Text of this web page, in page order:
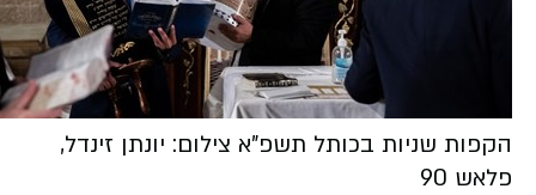
הקפות שניות בכותל תשפ"א צילום: יונתן זינדל,
פלאש 90